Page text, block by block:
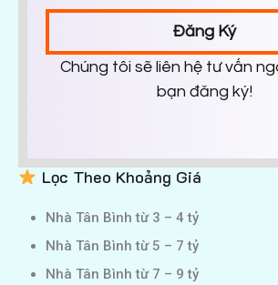
Đăng Ký
Chúng tôi sẽ liên hệ tư vấn
bạn đăng ký!
Lọc Theo Khoảng Giá
Nhà Tân Bình từ 3 – 4 tỷ
Nhà Tân Bình từ 5 – 7 tỷ
Nhà Tân Bình từ 7 – 9 tỷ